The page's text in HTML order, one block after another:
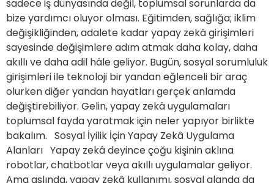
sadece iş dünyasında değil, toplumsal sorunlarda da
bize yardımcı oluyor olması. Eğitimden, sağlığa; iklim
değişikliğinden, adalete kadar yapay zekâ girişimleri
sayesinde değişimlere adım atmak daha kolay, daha
akıllı ve daha adil hâle geliyor. Bugün, sosyal sorumluluk
girişimleri ile teknoloji bir yandan eğlenceli bir araç
olurken diğer yandan hayatları gerçek anlamda
değiştirebiliyor. Gelin, yapay zekâ uygulamaları
toplumsal fayda yaratmak için neler yapıyor birlikte
bakalım. Sosyal İyilik İçin Yapay Zekâ Uygulama
Alanları Yapay zekâ deyince çoğu kişinin aklına
robotlar, chatbotlar veya akıllı uygulamalar geliyor.
Ama aslında, yapay zekâ kullanımı, sosyal alanda da